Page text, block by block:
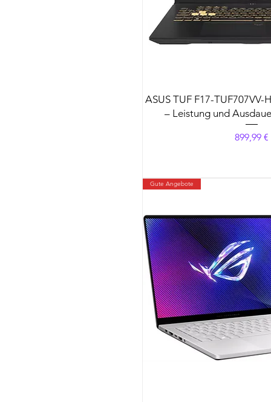
ASUS TUF F17-TUF707VV-
– Leistung und
Preis
899,99 €
Gute Angebote